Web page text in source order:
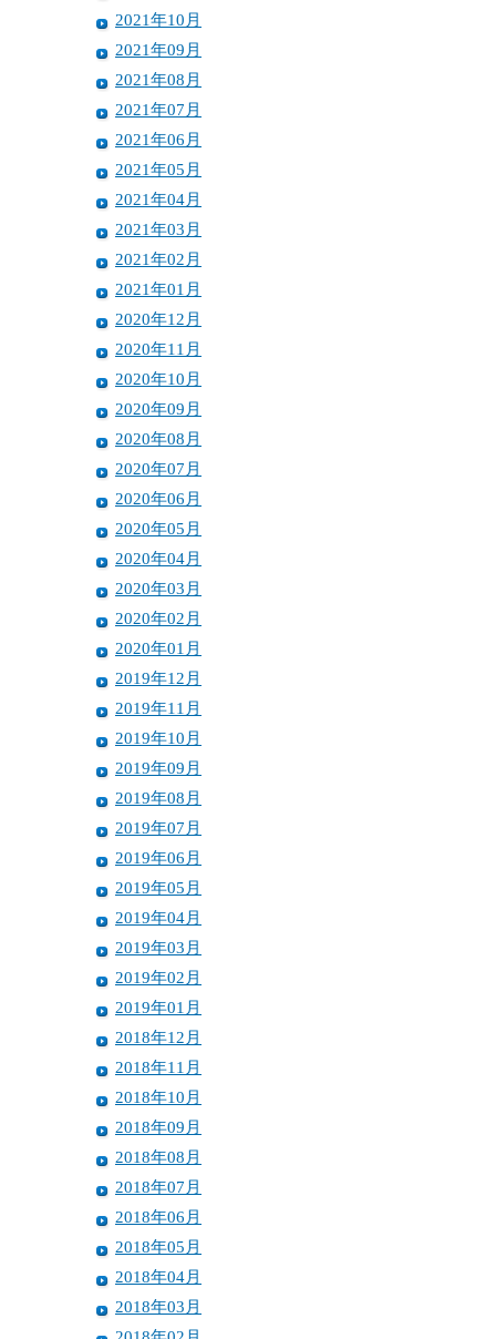
2021年10月
2021年09月
2021年08月
2021年07月
2021年06月
2021年05月
2021年04月
2021年03月
2021年02月
2021年01月
2020年12月
2020年11月
2020年10月
2020年09月
2020年08月
2020年07月
2020年06月
2020年05月
2020年04月
2020年03月
2020年02月
2020年01月
2019年12月
2019年11月
2019年10月
2019年09月
2019年08月
2019年07月
2019年06月
2019年05月
2019年04月
2019年03月
2019年02月
2019年01月
2018年12月
2018年11月
2018年10月
2018年09月
2018年08月
2018年07月
2018年06月
2018年05月
2018年04月
2018年03月